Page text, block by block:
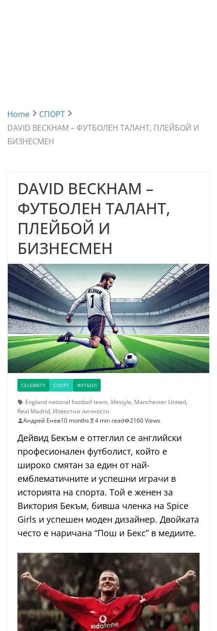
Home
СПОРТ
DAVID BECKHAM – ФУТБОЛЕН ТАЛАНТ, ПЛЕЙБОЙ И
БИЗНЕСМЕН
DAVID BECKHAM –
ФУТБОЛЕН ТАЛАНТ,
ПЛЕЙБОЙ И
БИЗНЕСМЕН
CELEBRITY СПОРТ ФУТБОЛ
England national football team, lifestyle, Manchester United,
Real Madrid, Известни личности
Андрей Енев10 months 4 min read 2160 Views
Дейвид Бекъм е оттеглил се английски
професионален футболист, който е
широко смятан за един от най-
емблематичните и успешни играчи в
историята на спорта. Той е женен за
Виктория Бекъм, бивша членка на Spice
Girls и успешен моден дизайнер. Двойката
често е наричана “Пош и Бекс” в медиите.